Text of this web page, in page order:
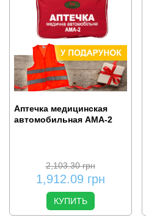
Аптечка медицинская
автомобильная АМА-2
2,103.30грн
1,912.09 грн
КУПИТЬ